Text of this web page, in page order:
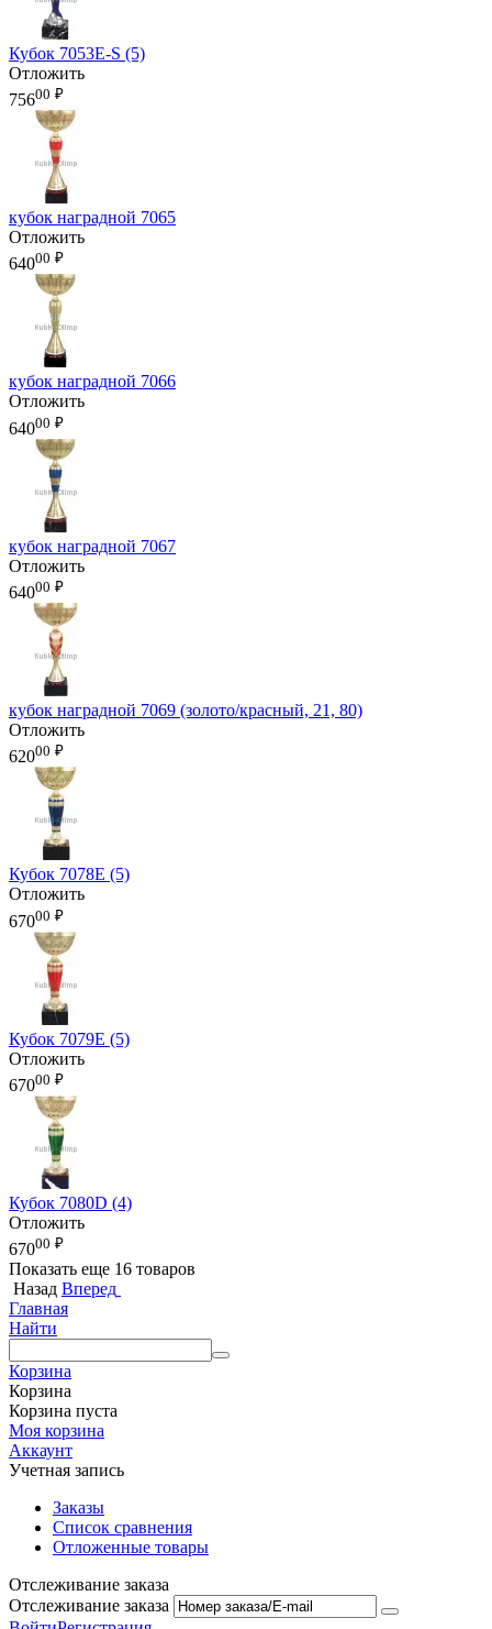
Кубок 7053E-S (5)
Отложить
75600 ₽
кубок наградной 7065
Отложить
64000 ₽
кубок наградной 7066
Отложить
64000 ₽
кубок наградной 7067
Отложить
64000 ₽
кубок наградной 7069 (золото/красный, 21, 80)
Отложить
62000 ₽
Кубок 7078E (5)
Отложить
67000 ₽
Кубок 7079E (5)
Отложить
67000 ₽
Кубок 7080D (4)
Отложить
67000 ₽
Показать еще 16 товаров
Назад Вперед
Главная
Найти
Корзина
Корзина
Корзина пуста
Моя корзина
Аккаунт
Учетная запись
Заказы
Список сравнения
Отложенные товары
Отслеживание заказа
Отслеживание заказа